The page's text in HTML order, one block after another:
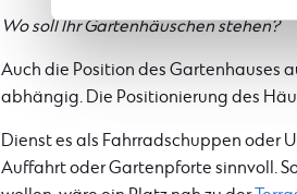
Wo soll Ihr Gartenhäuschen stehen?
Auch die Position des Gartenhauses
abhängig. Die Positionierung des
Dienst es als Fahrradschuppen oder
Auffahrt oder Gartenpforte sinnvoll.